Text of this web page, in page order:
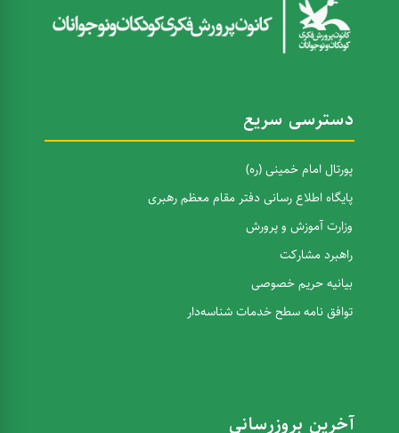
دسترسی سریع
پورتال امام خمینی (ره)
پایگاه اطلاع رسانی دفتر مقام معظم رهبری
وزارت آموزش و پرورش
راهبرد مشارکت
بیانیه حریم خصوصی
توافق نامه سطح خدمات شناسه‌دار
آخرین بروزرسانی